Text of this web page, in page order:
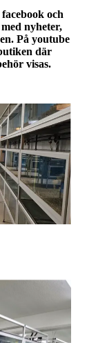
och
nyheter,
På youtube
där
visas.